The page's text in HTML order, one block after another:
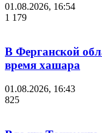
01.08.2026, 16:54
1 179
В Ферганской
время хашара
01.08.2026, 16:43
825